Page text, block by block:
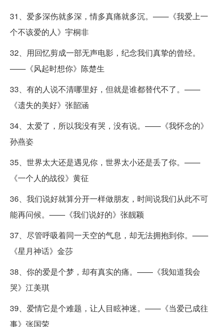
31、爱多深伤就多深，情多真痛就多沉。——《我爱上一
个不该爱的人》宇桐非
32、用回忆剪成一部无声电影，纪念我们真挚的曾经。
——《风起时想你》陈楚生
33、有的人说不清哪里好，但就是谁都替代不了。——
《遗失的美好》张韶涵
34、太爱了，所以我没有哭，没有说。——《我怀念的》
孙燕姿
35、世界太大还是遇见你，世界太小还是丢了你。——
《一个人的战役》黄征
36、我们说好就算分开一样做朋友，时间说我们从此不可
能再问候。——《我们说好的》张靓颖
37、尽管呼吸着同一天空的气息，却无法拥抱到你。——
《星月神话》金莎
38、你的爱是个梦，却有真实的痛。——《我知道我会
哭》江美琪
39、爱情它是个难题，让人目眩神迷。——《当爱已成往
事》张国荣